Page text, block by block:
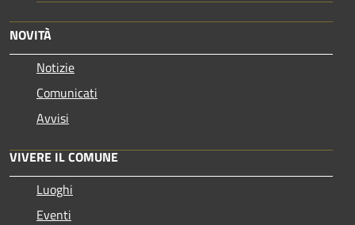
NOVITÀ
Notizie
Comunicati
Avvisi
VIVERE IL COMUNE
Luoghi
Eventi